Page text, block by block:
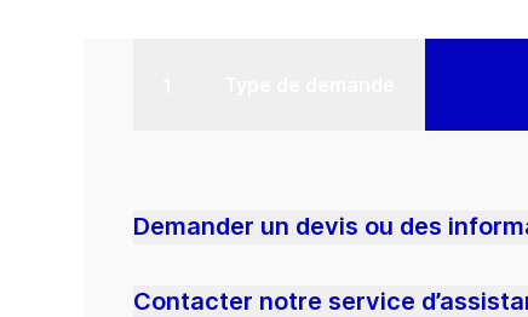
Demander un devis ou des
Contacter notre service